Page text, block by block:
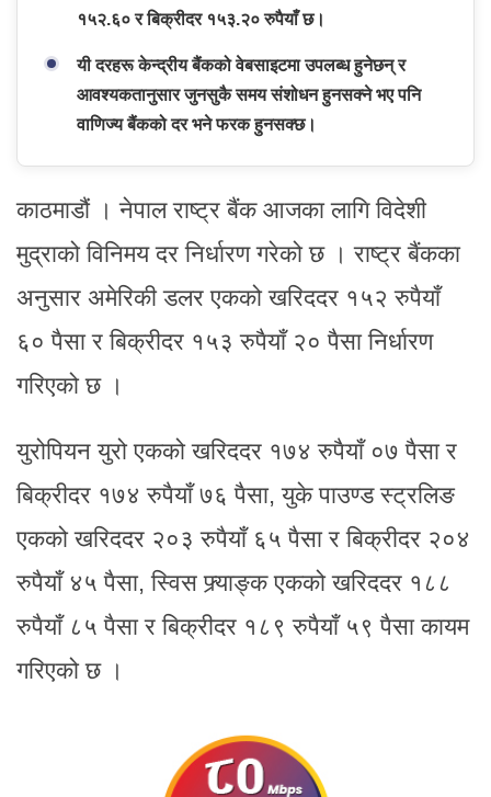
१५२.६० र बिक्रीदर १५३.२० रुपैयाँ छ।
यी दरहरू केन्द्रीय बैंकको वेबसाइटमा उपलब्ध हुनेछन् र
आवश्यकतानुसार जुनसुकै समय संशोधन हुनसक्ने भए पनि
वाणिज्य बैंकको दर भने फरक हुनसक्छ।
काठमाडौं । नेपाल राष्ट्र बैंक आजका लागि विदेशी
मुद्राको विनिमय दर निर्धारण गरेको छ । राष्ट्र बैंकका
अनुसार अमेरिकी डलर एकको खरिददर १५२ रुपैयाँ
६० पैसा र बिक्रीदर १५३ रुपैयाँ २० पैसा निर्धारण
गरिएको छ ।
युरोपियन युरो एकको खरिददर १७४ रुपैयाँ ०७ पैसा र
बिक्रीदर १७४ रुपैयाँ ७६ पैसा, युके पाउण्ड स्ट्रलिङ
एकको खरिददर २०३ रुपैयाँ ६५ पैसा र बिक्रीदर २०४
रुपैयाँ ४५ पैसा, स्विस फ्र्याङ्क एकको खरिददर १८८
रुपैयाँ ८५ पैसा र बिक्रीदर १८९ रुपैयाँ ५९ पैसा कायम
गरिएको छ ।